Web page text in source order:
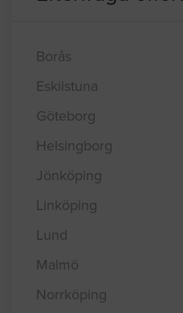
Efterfråga offert i
Borås
Eskilstuna
Göteborg
Helsingborg
Jönköping
Linköping
Lund